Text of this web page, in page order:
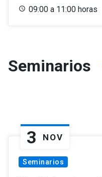
09:00 a 11:00 horas
Seminarios
3 NOV
Seminarios